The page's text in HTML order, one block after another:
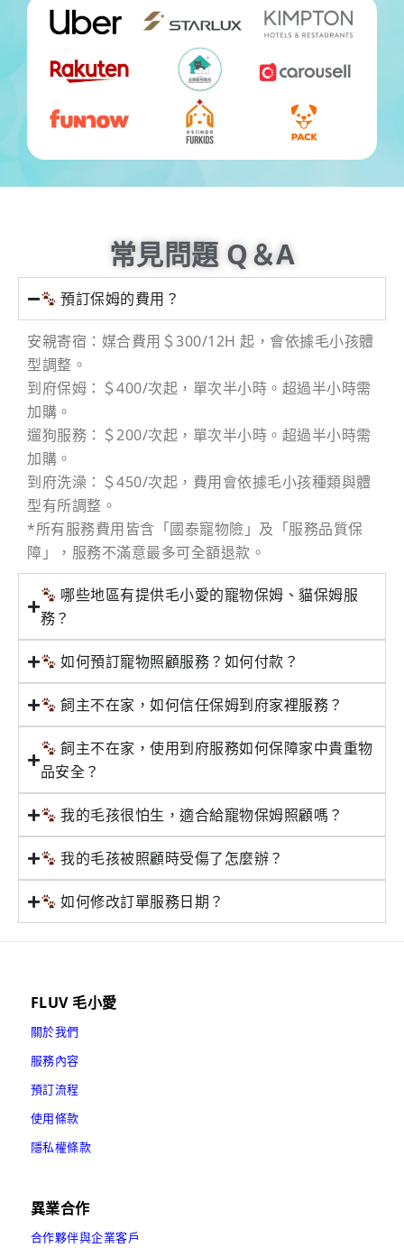
常見問題 Q＆A
預訂保姆的費用？
安親寄宿：媒合費用＄300/12H 起，會依據毛小孩體
型調整。
到府保姆：＄400/次起，單次半小時。超過半小時需
加購。
遛狗服務：＄200/次起，單次半小時。超過半小時需
加購。
到府洗澡：＄450/次起，費用會依據毛小孩種類與體
型有所調整。
*所有服務費用皆含「國泰寵物險」及「服務品質保
障」，服務不滿意最多可全額退款。
哪些地區有提供毛小愛的寵物保姆、貓保姆服
務？
如何預訂寵物照顧服務？如何付款？
飼主不在家，如何信任保姆到府家裡服務？
飼主不在家，使用到府服務如何保障家中貴重物
品安全？
我的毛孩很怕生，適合給寵物保姆照顧嗎？
我的毛孩被照顧時受傷了怎麼辦？
如何修改訂單服務日期？
FLUV 毛小愛
關於我們
服務內容
預訂流程
使用條款
隱私權條款
異業合作
合作夥伴與企業客戶